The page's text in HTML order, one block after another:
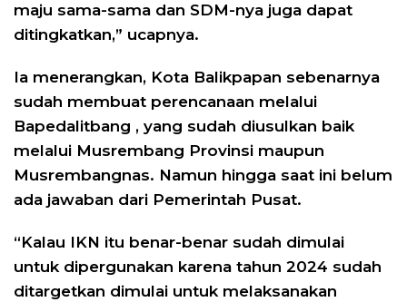
maju sama-sama dan SDM-nya juga dapat
ditingkatkan,” ucapnya.
Ia menerangkan, Kota Balikpapan sebenarnya
sudah membuat perencanaan melalui
Bapedalitbang , yang sudah diusulkan baik
melalui Musrembang Provinsi maupun
Musrembangnas. Namun hingga saat ini belum
ada jawaban dari Pemerintah Pusat.
“Kalau IKN itu benar-benar sudah dimulai
untuk dipergunakan karena tahun 2024 sudah
ditargetkan dimulai untuk melaksanakan